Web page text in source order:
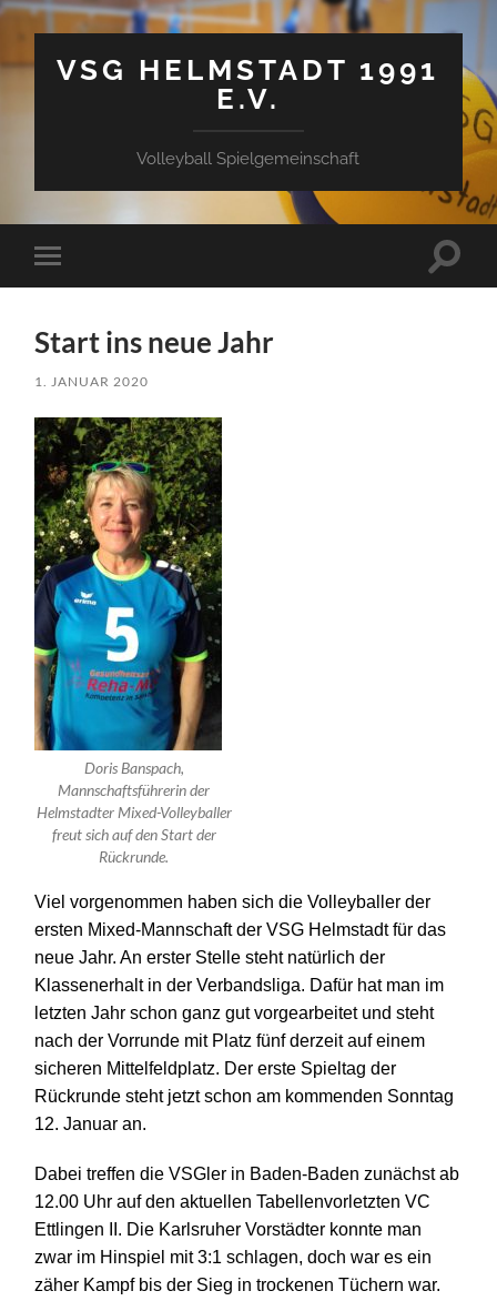
VSG HELMSTADT 1991
E.V.
Volleyball Spielgemeinschaft
Mobile-
Menü
Start ins neue Jahr
1. JANUAR 2020
Doris Banspach,
Mannschaftsführerin der
Helmstadter Mixed-Volleyballer
freut sich auf den Start der
Rückrunde.
Viel vorgenommen haben sich die Volleyballer der
ersten Mixed-Mannschaft der VSG Helmstadtfür das
neue Jahr.An erster Stelle steht natürlich der
Klassenerhalt in der Verbandsliga. Dafür hat man im
letzten Jahr schon ganz gut vorgearbeitet und steht
nach der Vorrunde mit Platz fünf derzeit auf einem
sicheren Mittelfeldplatz. Dererste Spieltag der
Rückrunde steht jetzt schon am kommenden Sonntag
12. Januar an.
Dabei treffen die VSGler in Baden-Baden zunächst ab
12.00 Uhr auf den aktuellen Tabellenvorletzten VC
Ettlingen II. Die Karlsruher Vorstädter konnte man
zwar im Hinspiel mit 3:1 schlagen, doch war es ein
zäher Kampf bis der Sieg in trockenen Tüchern war.